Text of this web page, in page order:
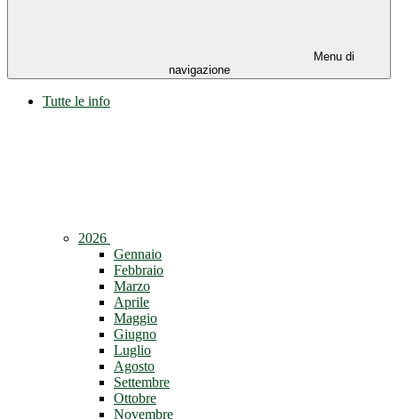
Menu di
navigazione
Tutte le info
2026
Gennaio
Febbraio
Marzo
Aprile
Maggio
Giugno
Luglio
Agosto
Settembre
Ottobre
Novembre